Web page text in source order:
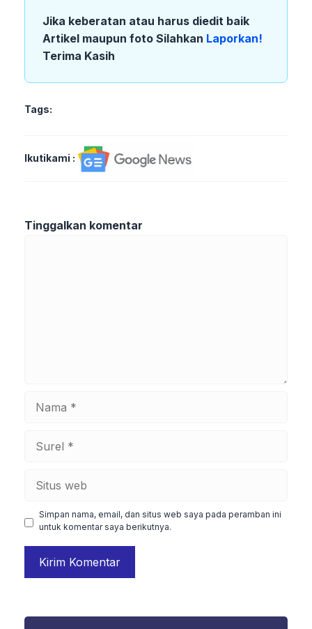
Jika keberatan atau harus diedit baik
Artikel maupun foto Silahkan Laporkan!
Terima Kasih
Tags:
Ikutikami :
Tinggalkan komentar
web
Simpan nama, email, dan situs web saya pada peramban ini
untuk komentar saya berikutnya.